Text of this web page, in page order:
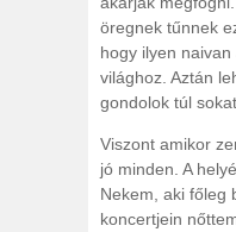
öregnek tűnnek
hogy ilyen
világhoz. Aztán
gondolok túl
Viszont amikor
jó minden. A
Nekem, aki főleg
koncertjein